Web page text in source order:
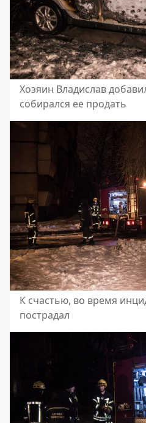
Хозяин Владислав
собирался ее продать
К счастью, во время
пострадал